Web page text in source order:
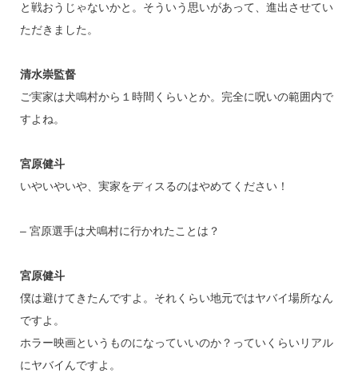
と戦おうじゃないかと。そういう思いがあって、進出させてい
ただきました。
清水崇監督
ご実家は犬鳴村から１時間くらいとか。完全に呪いの範囲内で
すよね。
宮原健斗
いやいやいや、実家をディスるのはやめてください！
– 宮原選手は犬鳴村に行かれたことは？
宮原健斗
僕は避けてきたんですよ。それくらい地元ではヤバイ場所なん
ですよ。
ホラー映画というものになっていいのか？っていくらいリアル
にヤバイんですよ。